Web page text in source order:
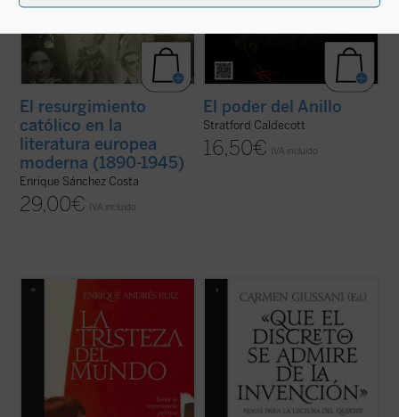
El resurgimiento
católico en la
literatura europea
moderna (1890-1945)
Enrique Sánchez Costa
29,00€ IVA incluido
El poder del Anillo
Stratford Caldecott
16,50€ IVA incluido
«A mí me ha pasado muchas veces algo
que seguramente le habrá pasado a
cualquier lector [...]. He oído, al entrar en la
librería, la campanita de la puerta; he
sentido [...] la ilusión, la promesa [...]. Pero
también algo que es mucho peor: ...(ver
«El Cuaderno que ahora presentamos ha
nacido de la lectura apasionada de algunos
"desocupados lectores" que se han dejado
interpelar por los personajes cervantinos,
que han dialogado con ellos, se han puesto
en su carne y han hecho suya la aventura ...